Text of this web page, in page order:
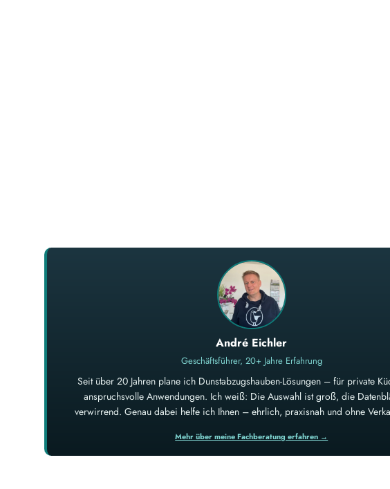
André Eichler
Geschäftsführer, 20+ Jahre Erfahrung
Seit über 20 Jahren plane ich Dunstabzugshauben-Lösungen – für private
anspruchsvolle Anwendungen. Ich weiß: Die Auswahl ist groß, die
verwirrend. Genau dabei helfe ich Ihnen – ehrlich, praxisnah und ohne
Mehr über meine Fachberatung erfahren →